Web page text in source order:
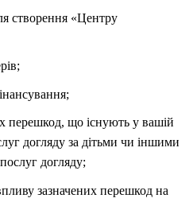
створення «Центру
перешкод, що існують у вашій
догляду за дітьми чи іншими
догляду;
зазначених перешкод на